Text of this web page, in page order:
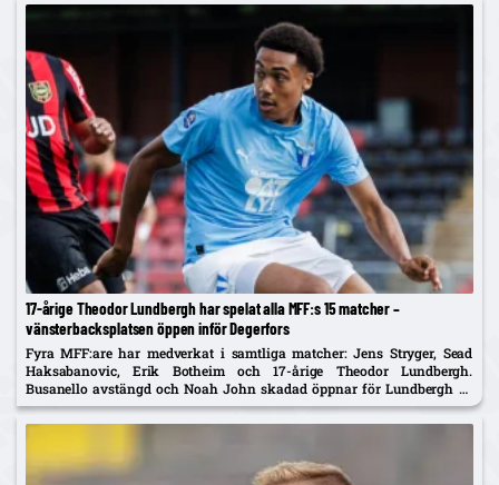
17-årige Theodor Lundbergh har spelat alla MFF:s 15 matcher –
vänsterbacksplatsen öppen inför Degerfors
Fyra MFF:are har medverkat i samtliga matcher: Jens Stryger, Sead
Haksabanovic, Erik Botheim och 17-årige Theodor Lundbergh.
Busanello avstängd och Noah John skadad öppnar för Lundbergh vs
Johan Karlsson om vänsterbacken.